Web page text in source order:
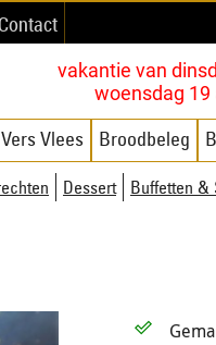
vakantie van
woensdag
Vers Vlees Broodbeleg
Dessert Buffetten &